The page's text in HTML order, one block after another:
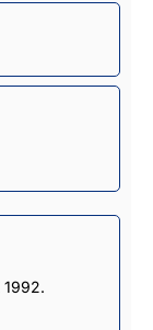
1992.